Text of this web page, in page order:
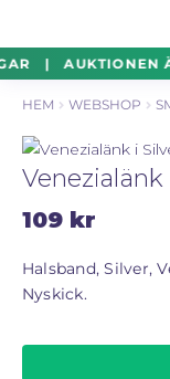
Hoppa
till
navigering
Hoppa
till
innehåll
Silverföremål
Parti
Auktioner
HEM WEBSHOP
Venezialänk
109 kr
Halsband, Silver,
Nyskick.